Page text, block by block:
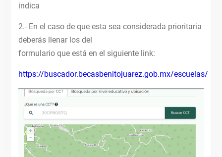
indica
2.- En el caso de que esta sea considerada prioritaria
deberás llenar los del
formulario que está en el siguiente link:
https://buscador.becasbenitojuarez.gob.mx/escuelas/